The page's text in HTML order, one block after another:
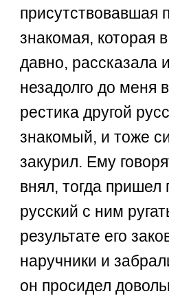
присутствовавшая
знакомая, которая
давно, рассказала
незадолго до меня
рестика другой
знакомый, и тоже
закурил. Ему
внял, тогда пришел
русский с ним
результате его
наручники и
он просидел